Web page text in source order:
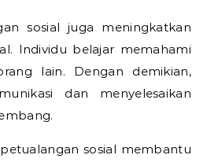
sosial juga meningkatkan
Individu belajar memahami
lain. Dengan demikian,
dan menyelesaikan
sosial membantu